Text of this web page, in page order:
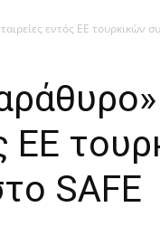
εντός ΕΕ τουρκικών
ΕΕ
SAFE